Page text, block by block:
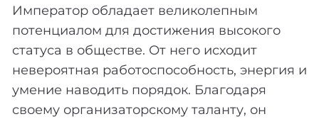
Император обладает великолепным
потенциалом для достижения высокого
статуса в обществе. От него исходит
невероятная работоспособность, энергия и
умение наводить порядок. Благодаря
своему организаторскому таланту, он